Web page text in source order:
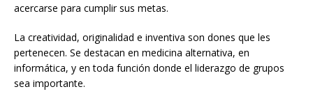
acercarse para cumplir sus metas.
La creatividad, originalidad e inventiva son dones que les
pertenecen. Se destacan en medicina alternativa, en
informática, y en toda función donde el liderazgo de grupos
sea importante.